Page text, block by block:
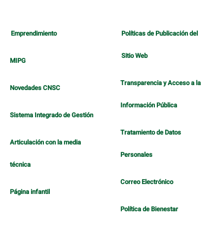
Emprendimiento
MIPG
Novedades CNSC
Sistema Integrado de Gestión
Articulación con la media
técnica
Página infantil
Políticas de Publicación del
Sitio Web
Transparencia y Acceso a la
Información Pública
Tratamiento de Datos
Personales
Correo Electrónico
Política de Bienestar